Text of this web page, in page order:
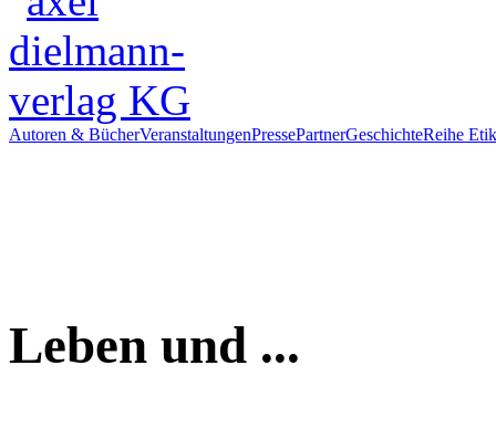
Autoren & BücherVeranstaltungenPressePartnerGeschichteReihe
Leben und ...